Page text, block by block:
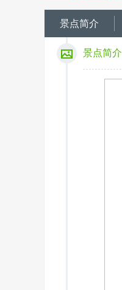
景点简介
景点简介